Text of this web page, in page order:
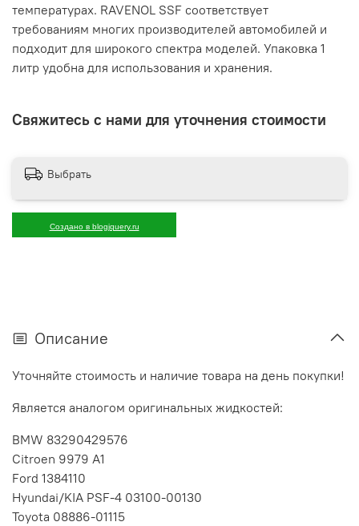
температурах. RAVENOL SSF соответствует
требованиям многих производителей автомобилей и
подходит для широкого спектра моделей. Упаковка 1
литр удобна для использования и хранения.
Свяжитесь с нами для уточнения стоимости
Выбрать
Создано в blogjquery.ru
Описание
Уточняйте стоимость и наличие товара на день покупки!
Является аналогом оригинальных жидкостей:
BMW 83290429576
Citroen 9979 A1
Ford 1384110
Hyundai/KIA PSF-4 03100-00130
Toyota 08886-01115